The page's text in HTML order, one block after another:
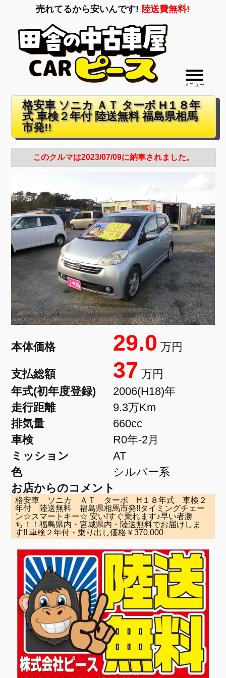
売れてるから安いんです! 陸送費無料!
メニュー
格安車 ソニカ ＡＴ ターボ H１８年
式 車検２年付 陸送無料 福島県相馬
市発!!
このクルマは2023/07/09に納車されました。
本体価格 29.0 万円
支払総額 37 万円
年式(初年度登録)
2006(H18)年
走行距離
9.3万Km
排気量
660cc
車検
R0年-2月
ミッション
AT
色
シルバー系
お店からのコメント
格安車 ソニカ ＡＴ ターボ H１８年式 車検２
年付 陸送無料 福島県相馬市発!!タイミングチェー
ン☆スマートキー☆ 安い!すぐ乗れます♪早い者勝
ち！！福島県内・宮城県内・陸送無料でお届けしま
す!! 車検２年付・乗り出し価格￥370.000